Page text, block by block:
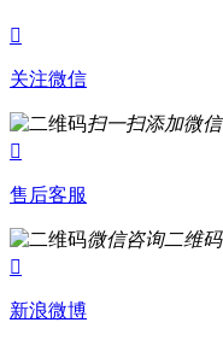

关注微信
扫一扫添加微信

售后客服
微信咨询二维码

新浪微博